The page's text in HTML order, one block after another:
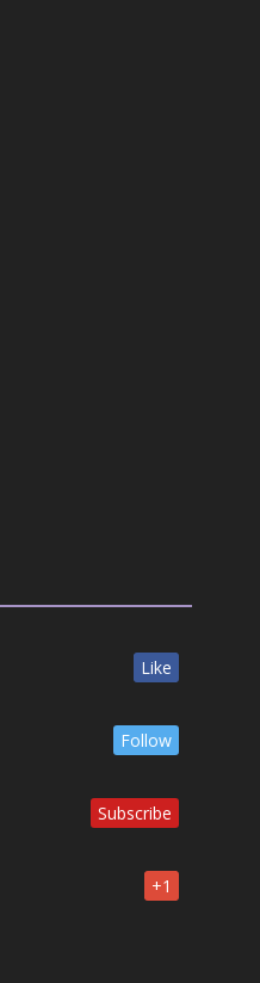
Like
Follow
Subscribe
+1